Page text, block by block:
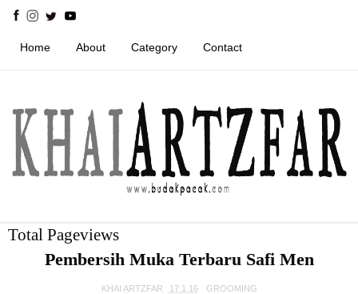
Home About Category Contact
Total Pageviews
Pembersih Muka Terbaru Safi Men
KHAI ARTZFAR 17.1.16 GROOMING